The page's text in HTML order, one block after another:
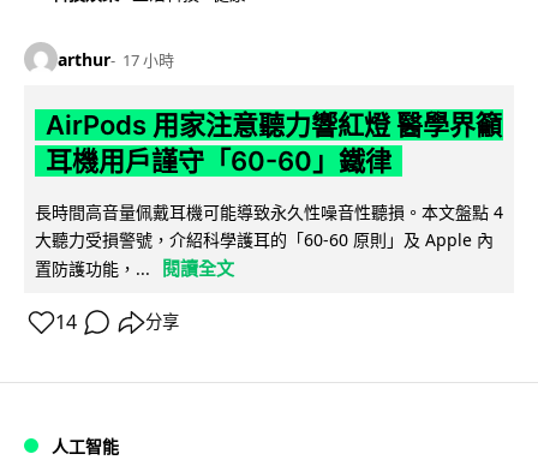
arthur 17 小時
AirPods 用家注意聽力響紅燈 醫學界籲
耳機用戶謹守「60-60」鐵律
長時間高音量佩戴耳機可能導致永久性噪音性聽損。本文盤點 4
大聽力受損警號，介紹科學護耳的「60-60 原則」及 Apple 內
置防護功能，...
閱讀全文
14 分享
人工智能